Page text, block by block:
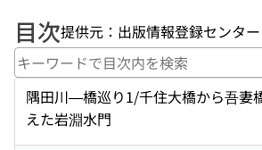
目次提供元：出版情報登録センター
隅田川—橋巡り1/千住大橋から吾妻
えた岩淵水門